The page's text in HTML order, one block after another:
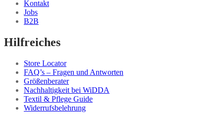
Kontakt
Jobs
B2B
Hilfreiches
Store Locator
FAQ’s – Fragen und Antworten
Größenberater
Nachhaltigkeit bei WiDDA
Textil & Pflege Guide
Widerrufsbelehrung